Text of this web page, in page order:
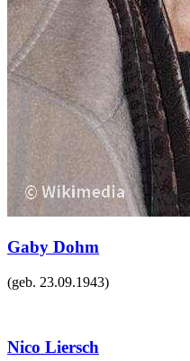
Gaby Dohm
(geb. 23.09.1943)
Nico Liersch